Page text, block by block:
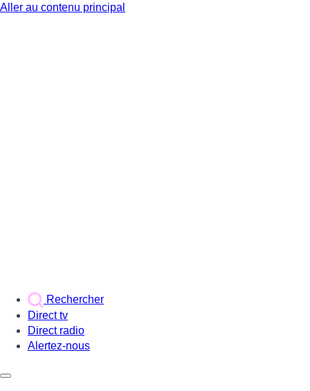
Aller au contenu principal
Rechercher
Direct tv
Direct radio
Alertez-nous